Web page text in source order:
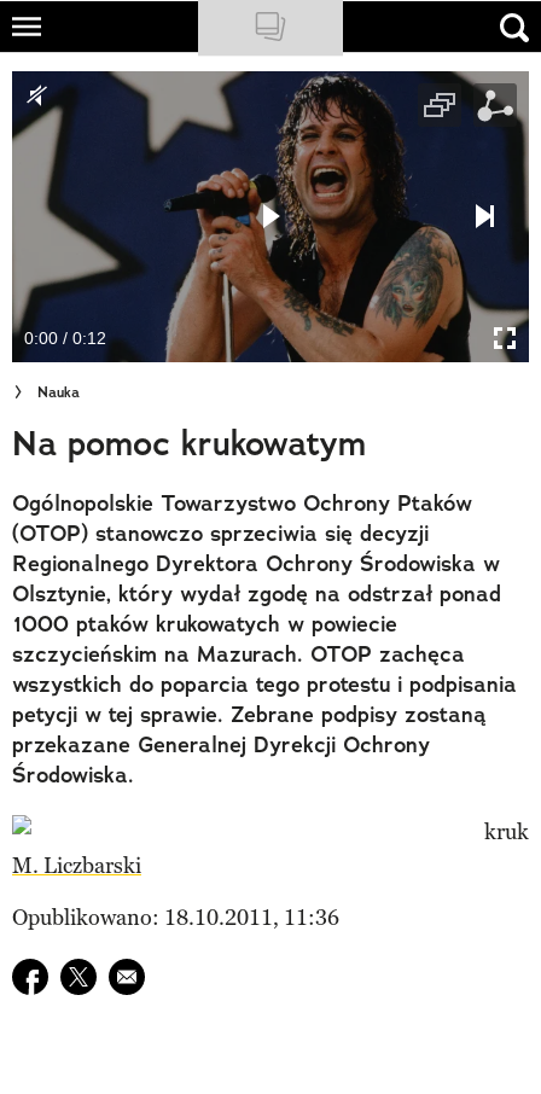
Skip
main
content
NATIONAL GEOGRAPHIC
TRAVELER
PODCASTY
Newsletter
Cuda Polski
Wielki Konkurs Fotograficzny
Trendbook Podróżniczy
Polecane
0:00 / 0:12
Nauka
Na pomoc krukowatym
Ogólnopolskie Towarzystwo Ochrony Ptaków
(OTOP) stanowczo sprzeciwia się decyzji
Regionalnego Dyrektora Ochrony Środowiska w
Olsztynie, który wydał zgodę na odstrzał ponad
1000 ptaków krukowatych w powiecie
szczycieńskim na Mazurach. OTOP zachęca
wszystkich do poparcia tego protestu i podpisania
petycji w tej sprawie. Zebrane podpisy zostaną
przekazane Generalnej Dyrekcji Ochrony
Środowiska.
M. Liczbarski
Opublikowano: 18.10.2011, 11:36
Udostępnij na facebook
Udostępnij na twitter
E-mail do przyjaciela